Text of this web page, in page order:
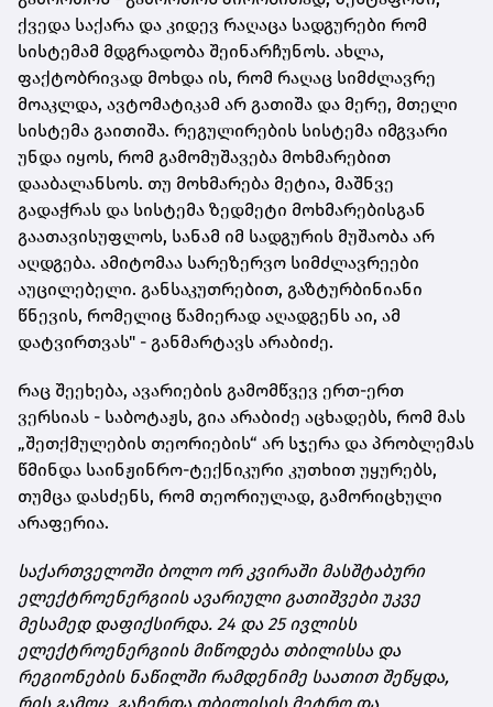
ქვედა საქარა და კიდევ რაღაცა სადგურები რომ
სისტემამ მდგრადობა შეინარჩუნოს. ახლა,
ფაქტობრივად მოხდა ის, რომ რაღაც სიმძლავრე
მოაკლდა, ავტომატიკამ არ გათიშა და მერე, მთელი
სისტემა გაითიშა. რეგულირების სისტემა იმგვარი
უნდა იყოს, რომ გამომუშავება მოხმარებით
დააბალანსოს. თუ მოხმარება მეტია, მაშნვე
გადაჭრას და სისტემა ზედმეტი მოხმარებისგან
გაათავისუფლოს, სანამ იმ სადგურის მუშაობა არ
აღდგება. ამიტომაა სარეზერვო სიმძლავრეები
აუცილებელი. განსაკუთრებით, გაზტურბინიანი
წნევის, რომელიც წამიერად აღადგენს აი, ამ
დატვირთვას" - განმარტავს არაბიძე.
რაც შეეხება, ავარიების გამომწვევ ერთ-ერთ
ვერსიას - საბოტაჟს, გია არაბიძე აცხადებს, რომ მას
„შეთქმულების თეორიების“ არ სჯერა და პრობლემას
წმინდა საინჟინრო-ტექნიკური კუთხით უყურებს,
თუმცა დასძენს, რომ თეორიულად, გამორიცხული
არაფერია.
საქართველოში ბოლო ორ კვირაში მასშტაბური
ელექტროენერგიის ავარიული გათიშვები უკვე
მესამედ დაფიქსირდა. 24 და 25 ივლისს
ელექტროენერგიის მიწოდება თბილისსა და
რეგიონების ნაწილში რამდენიმე საათით შეწყდა,